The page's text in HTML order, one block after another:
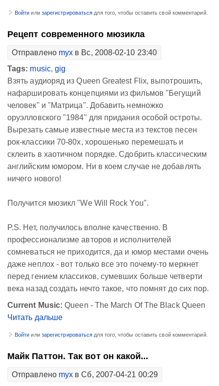
Войти или зарегистрироваться для того, чтобы оставить свой комментарий.
Рецепт современного мюзикла
Отправлено myx в Вс, 2008-02-10 23:40
Tags: music,gig
Взять аудиоряд из Queen Greatest Flix, выпотрошить,
нафаршировать концепциями из фильмов "Бегущий
человек" и "Матрица". Добавить немножко
оруэлловского "1984" для придания особой остроты.
Вырезать самые известные места из текстов песен
рок-классики 70-80х, хорошенько перемешать и
склеить в хаотичном порядке. Сдобрить классическим
английским юмором. Ни в коем случае не добавлять
ничего нового!
Получится мюзикл "We Will Rock You".
P.S. Нет, получилось вполне качественно. В
профессионализме авторов и исполнителей
сомневаться не приходится, да и юмор местами очень
даже неплох - вот только все это почему-то меркнет
перед гением классиков, сумевших больше четверти
века назад создать нечто такое, что помнят до сих пор.
Current Music: Queen - The March Of The Black Queen
Читать дальше
Войти или зарегистрироваться для того, чтобы оставить свой комментарий.
Майк Паттон. Так вот он какой...
Отправлено myx в Сб, 2007-04-21 00:29